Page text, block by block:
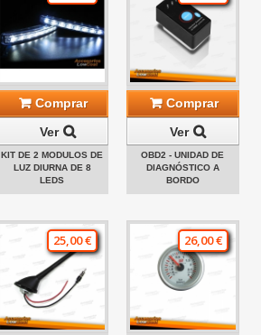
Comprar
Ver
KIT DE 2 MODULOS DE
LUZ DIURNA DE 8
LEDS
Comprar
Ver
OBD2 - UNIDAD DE
DIAGNÓSTICO A
BORDO
25,00 € 26,00 €